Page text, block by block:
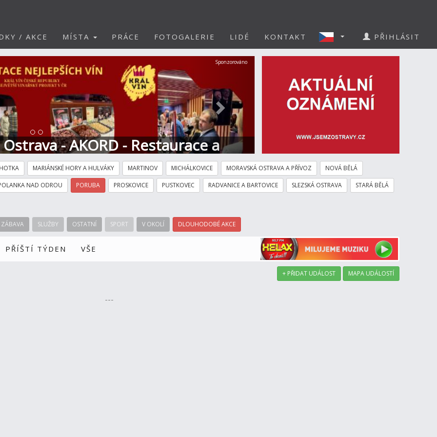
/ AKCE MÍSTA PRÁCE FOTOGALERIE LIDÉ KONTAKT PŘIHLÁSIT
- AKORD - Restaurace a
Další
Sponzorováno
MARIÁNSKÉ HORY A HULVÁKY MARTINOV MICHÁLKOVICE MORAVSKÁ OSTRAVA A PŘÍVOZ NOVÁ BĚLÁ
NAD ODROU PORUBA PROSKOVICE PUSTKOVEC RADVANICE A BARTOVICE SLEZSKÁ OSTRAVA STARÁ BĚLÁ
ZÁBAVA SLUŽBY OSTATNÍ SPORT V OKOLÍ DLOUHODOBÉ AKCE
PŘÍŠTÍ TÝDEN VŠE
+ PŘIDAT UDÁLOST MAPA UDÁLOSTÍ
---